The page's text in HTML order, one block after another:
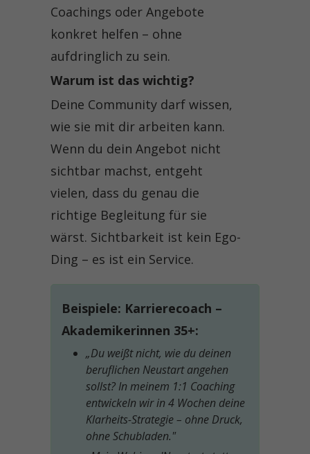
Coachings oder Angebote
konkret helfen – ohne
aufdringlich zu sein.
Warum ist das wichtig?
Deine Community darf wissen,
wie sie mit dir arbeiten kann.
Wenn du dein Angebot nicht
sichtbar machst, entgeht
vielen, dass du genau die
richtige Begleitung für sie
wärst. Sichtbarkeit ist kein Ego-
Ding – es ist ein Service.
Beispiele: Karrierecoach –
Akademikerinnen 35+:
„Du weißt nicht, wie du deinen
beruflichen Neustart angehen
sollst? In meinem 1:1 Coaching
entwickeln wir in 4 Wochen deine
Klarheits-Strategie – ohne Druck,
ohne Schubladen."